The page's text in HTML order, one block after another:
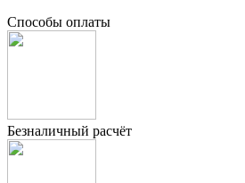
Способы оплаты
Безналичный расчёт